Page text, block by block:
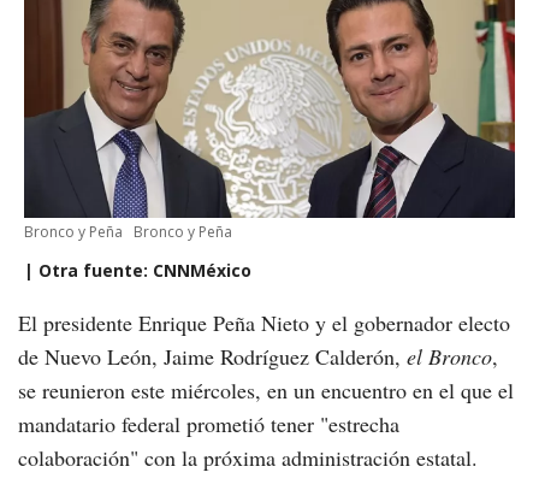
Bronco y Peña Bronco y Peña
| Otra fuente: CNNMéxico
El presidente Enrique Peña Nieto y el gobernador electo
de Nuevo León, Jaime Rodríguez Calderón, el Bronco,
se reunieron este miércoles, en un encuentro en el que el
mandatario federal prometió tener "estrecha
colaboración" con la próxima administración estatal.